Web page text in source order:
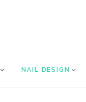
NAIL DESIGN